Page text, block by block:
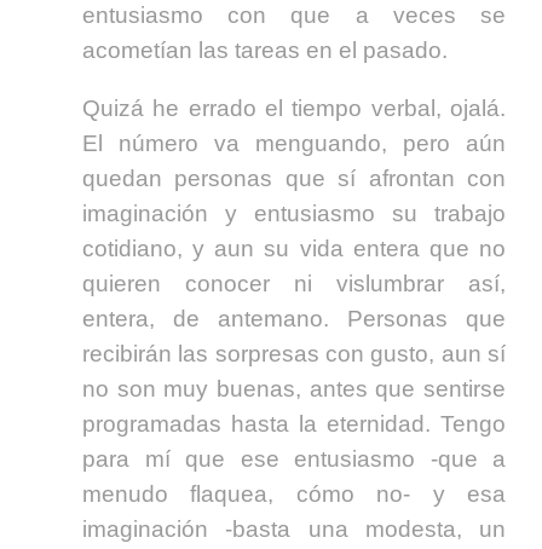
entusiasmo con que a veces se
acometían las tareas en el pasado.
Quizá he errado el tiempo verbal, ojalá.
El número va menguando, pero aún
quedan personas que sí afrontan con
imaginación y entusiasmo su trabajo
cotidiano, y aun su vida entera que no
quieren conocer ni vislumbrar así,
entera, de antemano. Personas que
recibirán las sorpresas con gusto, aun sí
no son muy buenas, antes que sentirse
programadas hasta la eternidad. Tengo
para mí que ese entusiasmo -que a
menudo flaquea, cómo no- y esa
imaginación -basta una modesta, un